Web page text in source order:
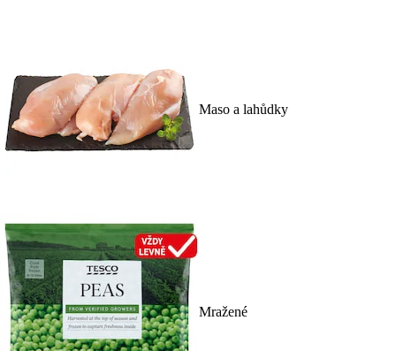
Maso a lahůdky
Mražené